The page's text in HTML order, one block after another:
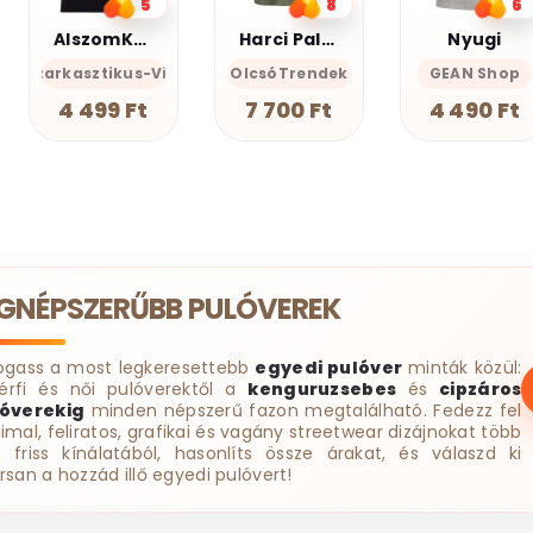
Önazonos
8
Harci Palacsinta - Grafikus Unisex Póló
OlcsóTrendek
7 700 Ft
6
Nyugi
GEAN Shop
4 490 Ft
3
AlszomKöszi- Szarkasztikus-
4 499 Ft
PULÓVEREK
a most legkeresettebb egyedi pulóver minták közül:
és női pulóverektől a kenguruzsebes és cipzáros
minden népszerű fazon megtalálható. Fedezz fel
feliratos, grafikai és vagány streetwear dizájnokat több
friss kínálatából, hasonlíts össze árakat, és válaszd ki
a hozzád illő egyedi pulóvert!